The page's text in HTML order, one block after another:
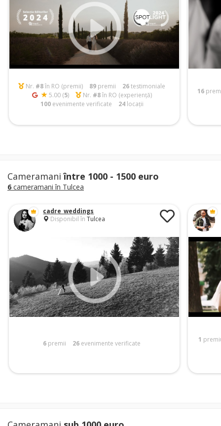
Nr. #8în RO (premii) 89 premii 26testimoniale
5.00 (5) Nr. #8în RO (experiență)
100evenimente verificate 24locații
16
Cameramaniîntre 1000 - 1500 euro
6 cameramani în Tulcea
cadre_weddings
Disponibil în Tulcea
6 premii 26 evenimente verificate 1